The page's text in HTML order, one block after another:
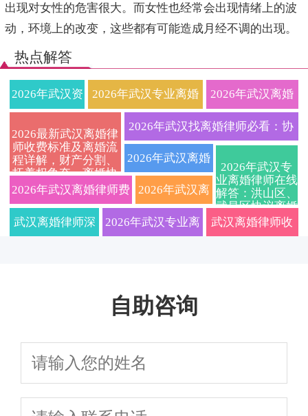
出现对女性的危害很大。而女性也经常会出现情绪上的波
动，环境上的改变，这些都有可能造成月经不调的出现。
热点解答
2026年武汉资
队，专注婚姻
家事纠纷，提
供离婚财产分
割、子女抚养
2026年武汉专业离婚
律师在线咨询：快速
解答离婚财产分割、
抚养权争议，本地律
师一对一指导
2026年武汉离婚
律师权威解读：
费用标准及财产
分割、子女抚养
权争议解决策
2026最新武汉离婚律
师收费标准及离婚流
程详解，财产分割、
抚养权争夺、离婚协
议避坑指南
2026年武汉找离婚律师必看：协
议离婚与诉讼离婚全流程详解、
收费标准及财产分割子女抚养问
题免费在线咨询
2026年武汉离婚
财产分割与子女
抚养权纠纷一站
用详解）
2026年武汉离婚律师费
用标准一览！权威婚姻
离婚财产分割抚养权解
2026年武汉离
婚律师在线咨
长处理离婚财
抚养权争议，
2026年最新法
2026年武汉专
业离婚律师在线
解答：洪山区、
武昌区协议离婚
与诉讼离婚流
程、财产分割及
武汉离婚律师深
坑指南
2026年武汉专业离
产分割、子女抚养
指南
武汉离婚律师收
自助咨询